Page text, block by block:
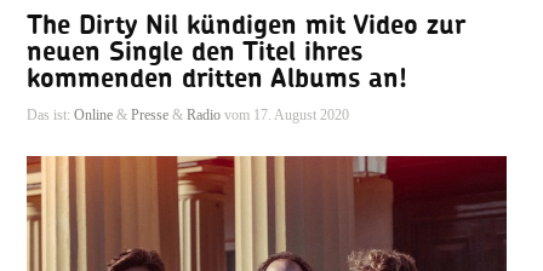
The Dirty Nil kündigen mit Video zur
neuen Single den Titel ihres
kommenden dritten Albums an!
Das ist: Online& Presse& Radiovom 17. August 2020